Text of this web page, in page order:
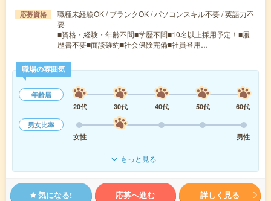
応募資格
職種未経験OK / ブランクOK / パソコンスキル不要 / 英語力不
要
■資格・経験・年齢不問■学歴不問■10名以上採用予定！■履
歴書不要■面談確約■社会保険完備■社員登用…
職場の雰囲気
年齢層
20代
30代 40代 50代
60代
男女比率
女性
男性
もっと見る
気になる! 応募へ進む 詳しく見る